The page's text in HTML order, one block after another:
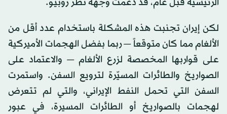
لكن إيران تجنبت هذه المشكلة باستخدام عدد أقل من
الألغام مما كان متوقعاً — ربما بفضل الهجمات الأميركية
على قواربها المخصصة لزرع الألغام — والاعتماد على
الصواريخ والطائرات المسيّرة لترويع السفن. واستمرت
السفن التي تحمل النفط الإيراني، والتي لم تتعرض
لهجمات بالصواريخ أو الطائرات المسيرة، في عبور